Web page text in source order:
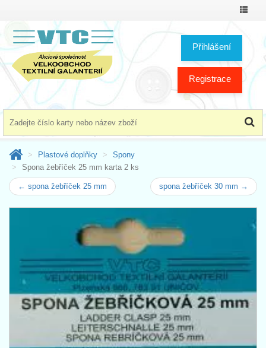
Přihlášení
Registrace
Plastové doplňky
Spony
Spona žebříček 25 mm karta 2 ks
← spona žebříček 25 mm spona žebříček 30 mm →